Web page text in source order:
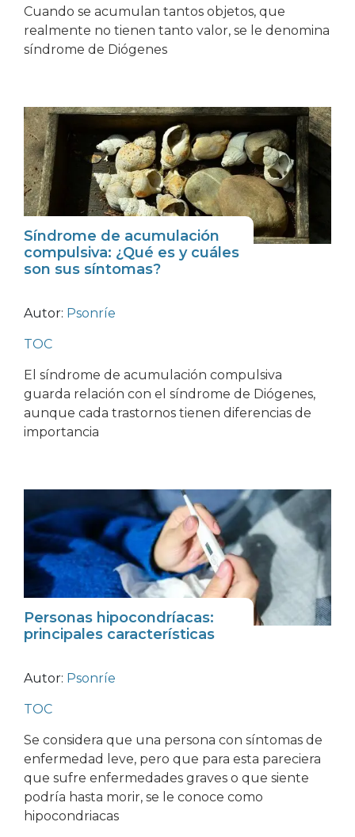
Cuando se acumulan tantos objetos, que
realmente no tienen tanto valor, se le denomina
síndrome de Diógenes
Síndrome de acumulación
compulsiva: ¿Qué es y cuáles
son sus síntomas?
Autor: Psonríe
TOC
El síndrome de acumulación compulsiva
guarda relación con el síndrome de Diógenes,
aunque cada trastornos tienen diferencias de
importancia
Personas hipocondríacas:
principales características
Autor: Psonríe
TOC
Se considera que una persona con síntomas de
enfermedad leve, pero que para esta pareciera
que sufre enfermedades graves o que siente
podría hasta morir, se le conoce como
hipocondriacas